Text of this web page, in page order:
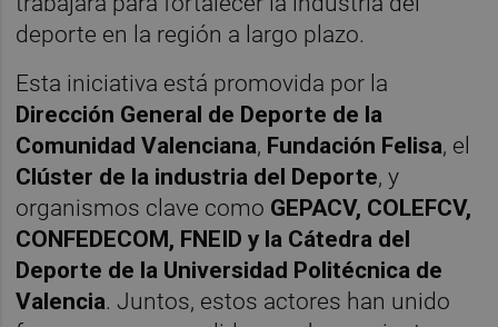
deporte en la región a largo plazo.
Esta iniciativa está promovida por la
Dirección General de Deporte de la
Comunidad Valenciana, Fundación Felisa, el
Clúster de la industria del Deporte, y
organismos clave como GEPACV, COLEFCV,
CONFEDECOM, FNEID y la Cátedra del
Deporte de la Universidad Politécnica de
Valencia. Juntos, estos actores han unido